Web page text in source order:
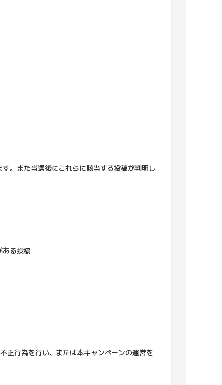
。また当選後にこれらに該当する投稿が判明し
ある投稿
行為を行い、または本キャンペーンの運営を